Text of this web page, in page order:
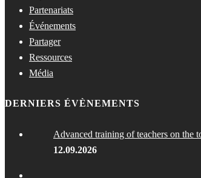
Partenariats
Événements
Partager
Ressources
Média
DERNIERS ÉVÈNEMENTS
Advanced training of teachers on the
12.09.2026